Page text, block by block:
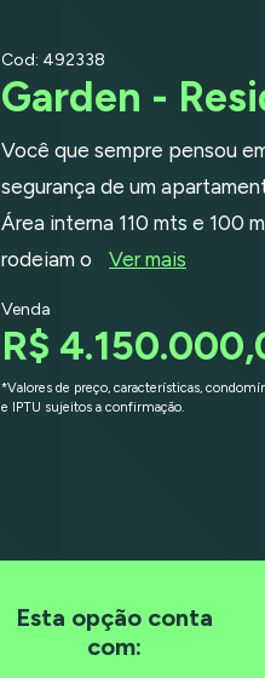
Cod: 492338
Garden -
Você que sempre pensou
segurança de um
Área interna 110 mts e 100
rodeiam o
Ver mais
Venda
R$
*Valores de preço, características,
e IPTU sujeitos a confirmação.
Esta opção conta
com: